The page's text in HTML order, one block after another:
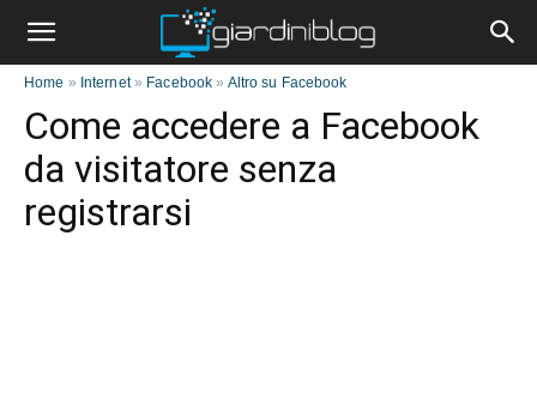
Home » Internet» Facebook » Altro su Facebook
Come accedere a Facebook
da visitatore senza
registrarsi